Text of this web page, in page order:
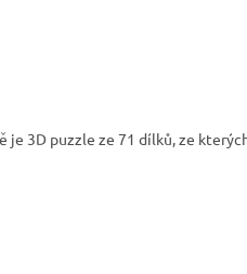
je 3D puzzle ze 71 dílků, ze